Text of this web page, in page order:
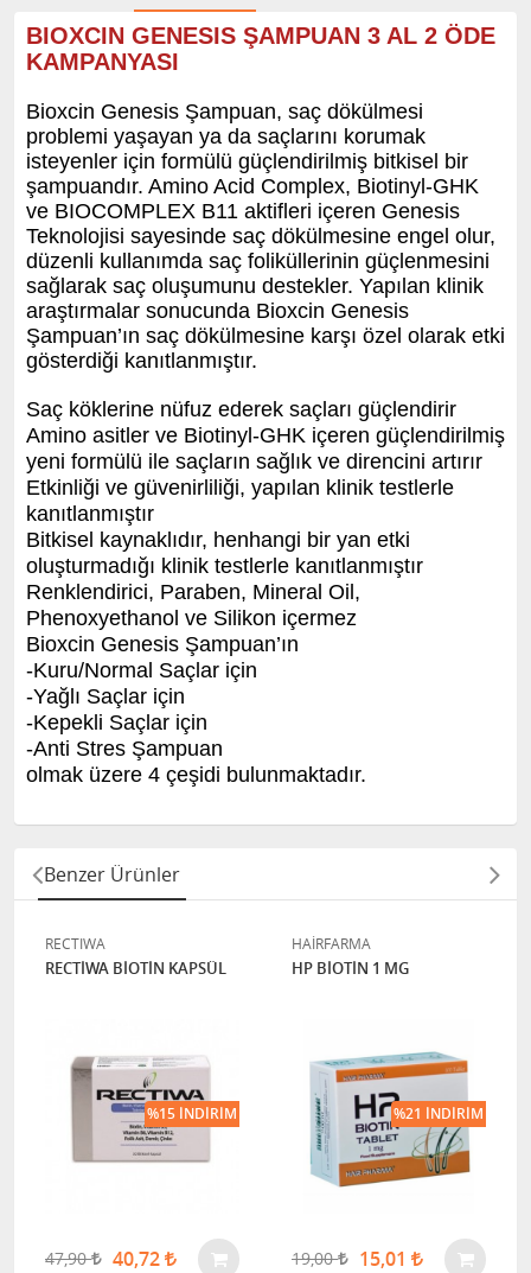
BIOXCIN GENESIS ŞAMPUAN 3 AL 2 ÖDE
KAMPANYASI
Bioxcin Genesis Şampuan, saç dökülmesi
problemi yaşayan ya da saçlarını korumak
isteyenler için formülü güçlendirilmiş bitkisel bir
şampuandır. Amino Acid Complex, Biotinyl-GHK
ve BIOCOMPLEX B11 aktifleri içeren Genesis
Teknolojisi sayesinde saç dökülmesine engel olur,
düzenli kullanımda saç foliküllerinin güçlenmesini
sağlarak saç oluşumunu destekler. Yapılan klinik
araştırmalar sonucunda Bioxcin Genesis
Şampuan’ın saç dökülmesine karşı özel olarak etki
gösterdiği kanıtlanmıştır.
Saç köklerine nüfuz ederek saçları güçlendirir
Amino asitler ve Biotinyl-GHK içeren güçlendirilmiş
yeni formülü ile saçların sağlık ve direncini artırır
Etkinliği ve güvenirliliği, yapılan klinik testlerle
kanıtlanmıştır
Bitkisel kaynaklıdır, henhangi bir yan etki
oluşturmadığı klinik testlerle kanıtlanmıştır
Renklendirici, Paraben, Mineral Oil,
Phenoxyethanol ve Silikon içermez
Bioxcin Genesis Şampuan’ın
-Kuru/Normal Saçlar için
-Yağlı Saçlar için
-Kepekli Saçlar için
-Anti Stres Şampuan
olmak üzere 4 çeşidi bulunmaktadır.
Benzer Ürünler
RECTIWA
RECTİWA BİOTİN KAPSÜL
47,90 40,72
%15 İNDIRIM
HAİRFARMA
HP BİOTİN 1 MG
19,00 15,01
%21 İNDIRIM